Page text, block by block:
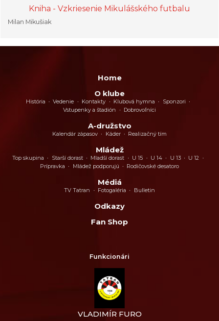
Kniha - Vzkriesenie Mikulášského futbalu
Milan Mikušiak
Home
O klube
História Vedenie Kontakty Klubová hymna
Sponzori
Vstupenky a štadión
Dobrovoľníci
A-družstvo
Kalendár zápasov Káder Realizačný tím
Mládež
Top skupina Starší dorast Mladší dorast U 15 U 14 U 13
U 12
Prípravka
Mládež podporujú Rodičovské desatoro
Médiá
TV Tatran Fotogaléria Bulletin
Odkazy
Fan Shop
Funkcionári
VLADIMÍR FURO